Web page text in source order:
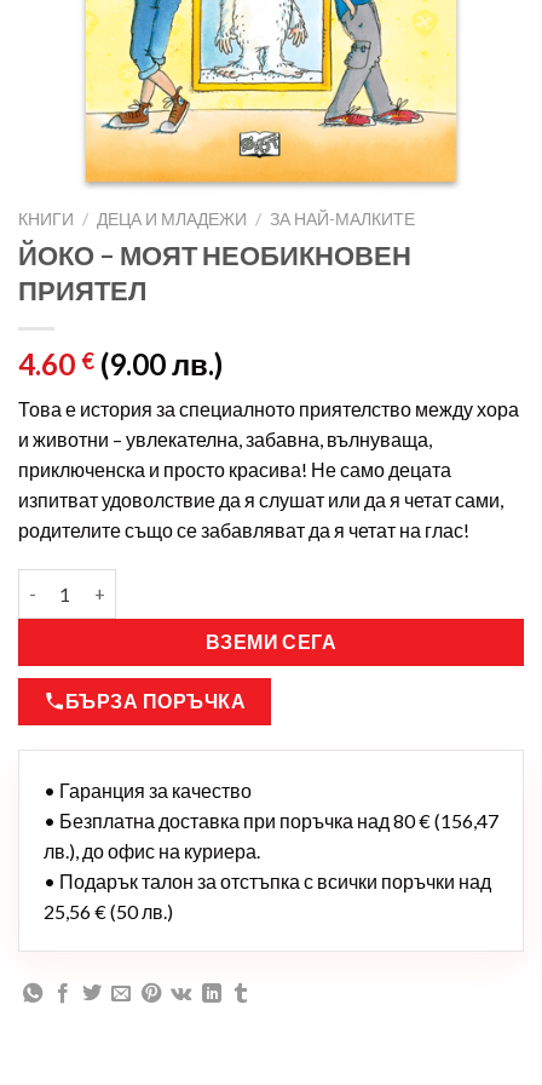
КНИГИ / ДЕЦА И МЛАДЕЖИ / ЗА НАЙ-МАЛКИТЕ
ЙОКО – МОЯТ НЕОБИКНОВЕН
ПРИЯТЕЛ
4.60 € (9.00 лв.)
Това е история за специалното приятелство между хора
и животни – увлекателна, забавна, вълнуваща,
приключенска и просто красива! Не само децата
изпитват удоволствие да я слушат или да я четат сами,
родителите също се забавляват да я четат на глас!
ВЗЕМИ СЕГА
БЪРЗА ПОРЪЧКА
• Гаранция за качество
• Безплатна доставка при поръчка над 80 € (156,47
лв.), до офис на куриера.
• Подарък талон за отстъпка с всички поръчки над
25,56 € (50 лв.)